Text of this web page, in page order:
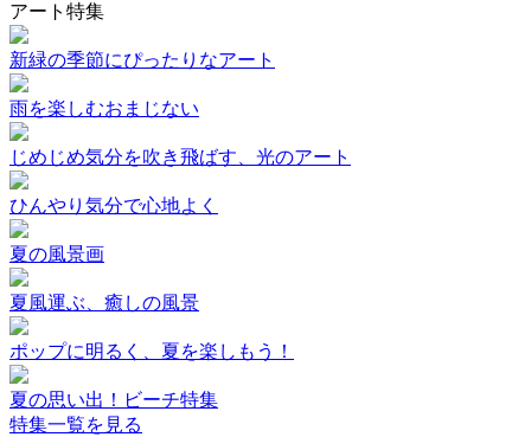
アート特集
新緑の季節にぴったりなアート
雨を楽しむおまじない
じめじめ気分を吹き飛ばす、光のアート
ひんやり気分で心地よく
夏の風景画
夏風運ぶ、癒しの風景
ポップに明るく、夏を楽しもう！
夏の思い出！ビーチ特集
特集一覧を見る